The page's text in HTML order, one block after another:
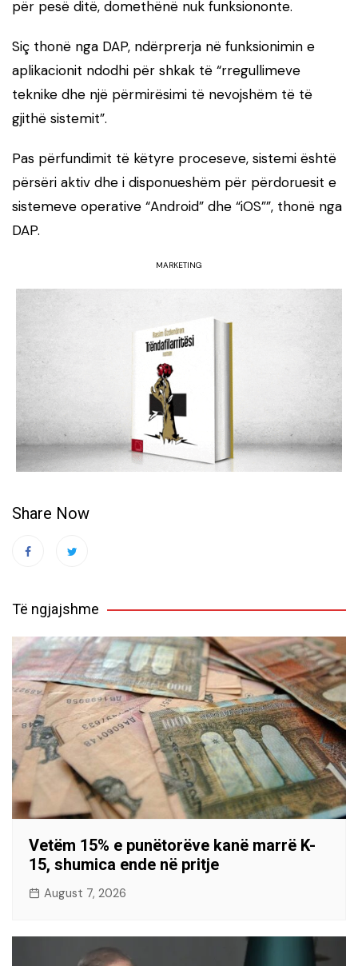
për pesë ditë, domethënë nuk funksiononte.
Siç thonë nga DAP, ndërprerja në funksionimin e
aplikacionit ndodhi për shkak të “rregullimeve
teknike dhe një përmirësimi të nevojshëm të të
gjithë sistemit”.
Pas përfundimit të këtyre proceseve, sistemi është
përsëri aktiv dhe i disponueshëm për përdoruesit e
sistemeve operative “Android” dhe “iOS””, thonë nga
DAP.
MARKETING
Share Now
Të ngjajshme
Vetëm 15% e punëtorëve kanë marrë K-
15, shumica ende në pritje
August 7, 2026